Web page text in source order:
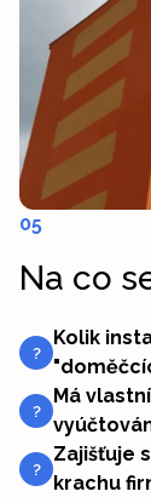
05
Na co
?
Kolik
?
Má
?
Zajišťuje
krachu